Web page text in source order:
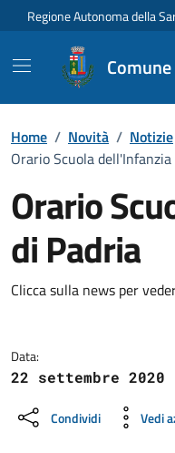
Vai ai contenuti
Vai al Footer
Regione Autonoma della
Home / Novità / Notizie
Orario Scuola
Orario
di Padria
Dettagli
Clicca sulla news per
Data:
22 settembre 2020
Condividi Vedi